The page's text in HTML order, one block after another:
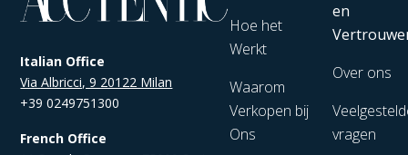
Italian Office
Via Albricci, 9 20122 Milan
+39 0249751300
French Office
Hoe het
Werkt
Waarom
Verkopen bij
Ons
en
Over ons
vragen